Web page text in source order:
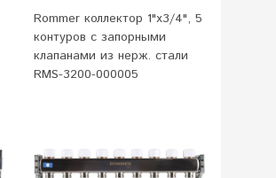
Rommer коллектор 1"x3/4", 5
контуров с запорными
клапанами из нерж. стали
RMS-3200-000005